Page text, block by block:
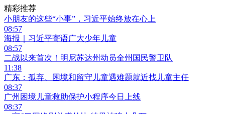
精彩推荐
小朋友的这些“小事”，习近平始终放在心上
08:57
海报｜习近平寄语广大少年儿童
08:57
二战以来首次！明尼苏达州动员全州国民警卫队
11:38
广东：孤弃、困境和留守儿童遇难题就近找儿童主任
08:37
广州困境儿童救助保护小程序今日上线
08:37